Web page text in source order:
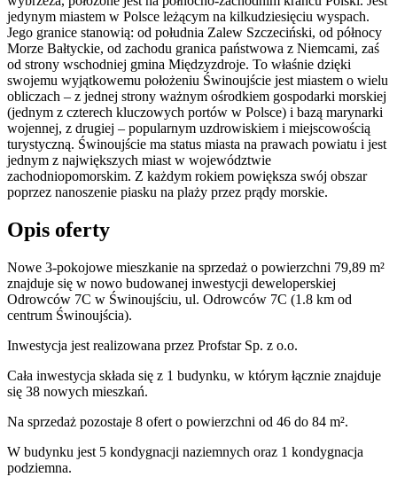
jedynym miastem w Polsce leżącym na kilkudziesięciu wyspach.
Jego granice stanowią: od południa Zalew Szczeciński, od północy
Morze Bałtyckie, od zachodu granica państwowa z Niemcami, zaś
od strony wschodniej gmina Międzyzdroje. To właśnie dzięki
swojemu wyjątkowemu położeniu Świnoujście jest miastem o wielu
obliczach – z jednej strony ważnym ośrodkiem gospodarki morskiej
(jednym z czterech kluczowych portów w Polsce) i bazą marynarki
wojennej, z drugiej – popularnym uzdrowiskiem i miejscowością
turystyczną. Świnoujście ma status miasta na prawach powiatu i jest
jednym z największych miast w województwie
zachodniopomorskim. Z każdym rokiem powiększa swój obszar
poprzez nanoszenie piasku na plaży przez prądy morskie.
Opis oferty
Nowe 3-pokojowe mieszkanie na sprzedaż o powierzchni 79,89 m²
znajduje się w nowo budowanej inwestycji deweloperskiej
Odrowców 7C w Świnoujściu, ul. Odrowców 7C (1.8 km od
centrum Świnoujścia).
Inwestycja jest realizowana przez Profstar Sp. z o.o.
Cała inwestycja składa się z 1 budynku, w którym łącznie znajduje
się 38 nowych mieszkań.
Na sprzedaż pozostaje 8 ofert o powierzchni od 46 do 84 m².
W budynku jest 5 kondygnacji naziemnych oraz 1 kondygnacja
podziemna.